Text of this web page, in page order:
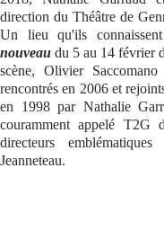
direction du Théâtre de
Un lieu qu'ils
nouveau du 5 au 14 février
scène, Olivier
rencontrés en 2006 et
en 1998 par Nathalie
couramment appelé T2G
directeurs
Jeanneteau.